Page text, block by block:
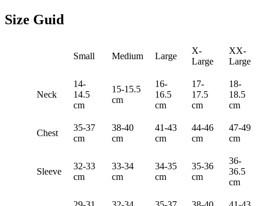
Size Guid
Small Medium Large
X-
Large
XX-
Large
Neck
14-
14.5
cm
15-15.5
cm
16-
16.5
cm
17-
17.5
cm
18-
18.5
cm
Chest
35-37
cm
38-40
cm
41-43
cm
44-46
cm
47-49
cm
Sleeve
32-33
cm
33-34
cm
34-35
cm
35-36
cm
36-
36.5
cm